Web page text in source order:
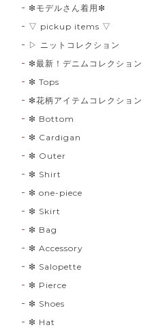
❇︎モデルさん着用❇︎
▽ pickup items ▽
▷ ニットコレクション
❇︎最新！デニムコレクション
❇︎ Tops
❇︎花柄アイテムコレクション
❇︎ Bottom
❇︎ Cardigan
❇︎ Outer
❇︎ Shirt
❇︎ one-piece
❇︎ Skirt
❇︎ Bag
❇︎ Accessory
❇︎ Salopette
❇︎ Pierce
❇︎ Shoes
❇︎ Hat